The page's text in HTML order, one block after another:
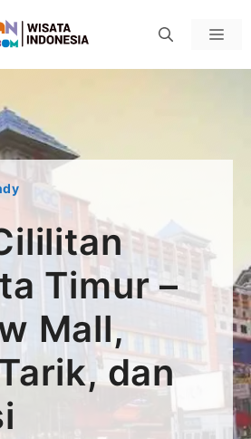
Timur –
Mall,
dan